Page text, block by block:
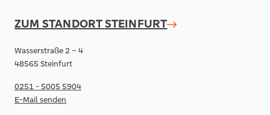
ZUM STANDORTSTEINFURT
Wasserstraße 2 – 4
48565 Steinfurt
0251 - 5005 5904
E-Mail senden